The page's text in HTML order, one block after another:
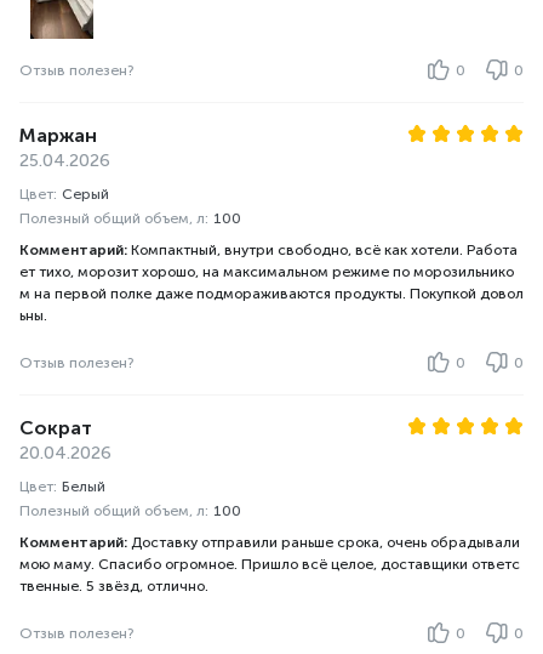
Отзыв полезен? 0 0
Маржан
25.04.2026
Цвет: Серый
Полезный общий объем, л: 100
Комментарий: Компактный, внутри свободно, всё как хотели. Работа
ет тихо, морозит хорошо, на максимальном режиме по морозильнико
м на первой полке даже подмораживаются продукты. Покупкой довол
ьны.
Отзыв полезен? 0 0
Сократ
20.04.2026
Цвет: Белый
Полезный общий объем, л: 100
Комментарий: Доставку отправили раньше срока, очень обрадывали
мою маму. Спасибо огромное. Пришло всё целое, доставщики ответс
твенные. 5 звёзд, отлично.
Отзыв полезен? 0 0